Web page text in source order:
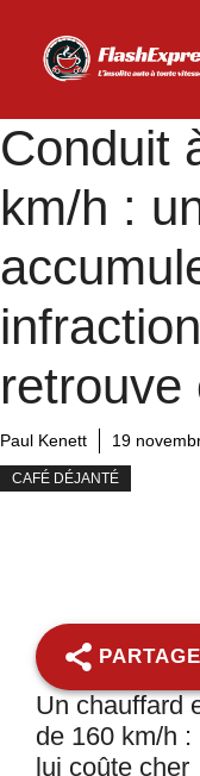
contenu
Conduit
km/h :
retrouve
Paul Kenett 19
CAFÉ DÉJANTÉ
Un chauffard
de 160 km/h :
lui coûte cher